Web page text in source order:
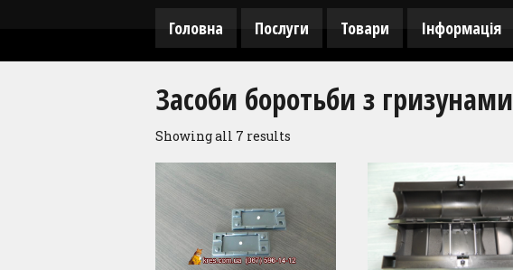
Головна Послуги Товари Інформація
Засоби боротьби з гризунами
Showing all 7 results